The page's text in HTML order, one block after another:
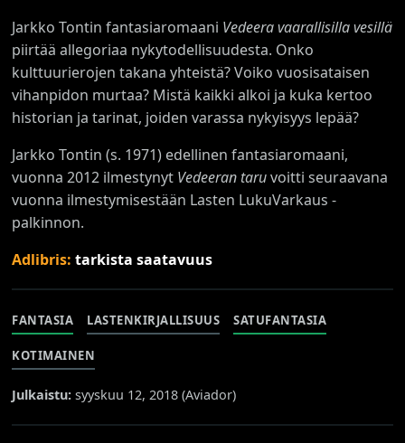
Jarkko Tontin fantasiaromaani Vedeera vaarallisilla vesillä
piirtää allegoriaa nykytodellisuudesta. Onko
kulttuurierojen takana yhteistä? Voiko vuosisataisen
vihanpidon murtaa? Mistä kaikki alkoi ja kuka kertoo
historian ja tarinat, joiden varassa nykyisyys lepää?
Jarkko Tontin (s. 1971) edellinen fantasiaromaani,
vuonna 2012 ilmestynyt Vedeeran taruvoitti seuraavana
vuonna ilmestymisestään Lasten LukuVarkaus -
palkinnon.
Adlibris:tarkista saatavuus
FANTASIA LASTENKIRJALLISUUS SATUFANTASIA
KOTIMAINEN
Julkaistu: syyskuu 12, 2018 (Aviador)